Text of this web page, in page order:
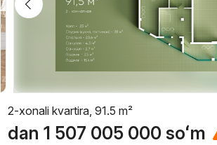
2-xonali kvartira, 91.5 m²
dan 1 507 005 000 soʻm